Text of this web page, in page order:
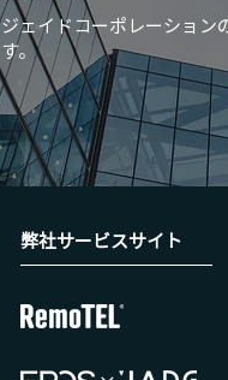
ジェイドコーポレーション
す。
弊社​サービスサイト